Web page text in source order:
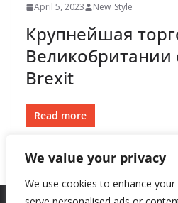
We value your privacy
We use cookies to enhance
April 5, 2023 New_Style
Крупнейшая
Великобритании
Brexit
Read more